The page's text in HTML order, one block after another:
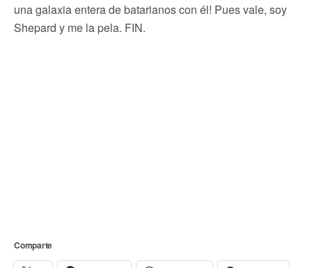
una galaxia entera de batarianos con él! Pues vale, soy
Shepard y me la pela. FIN.
Comparte